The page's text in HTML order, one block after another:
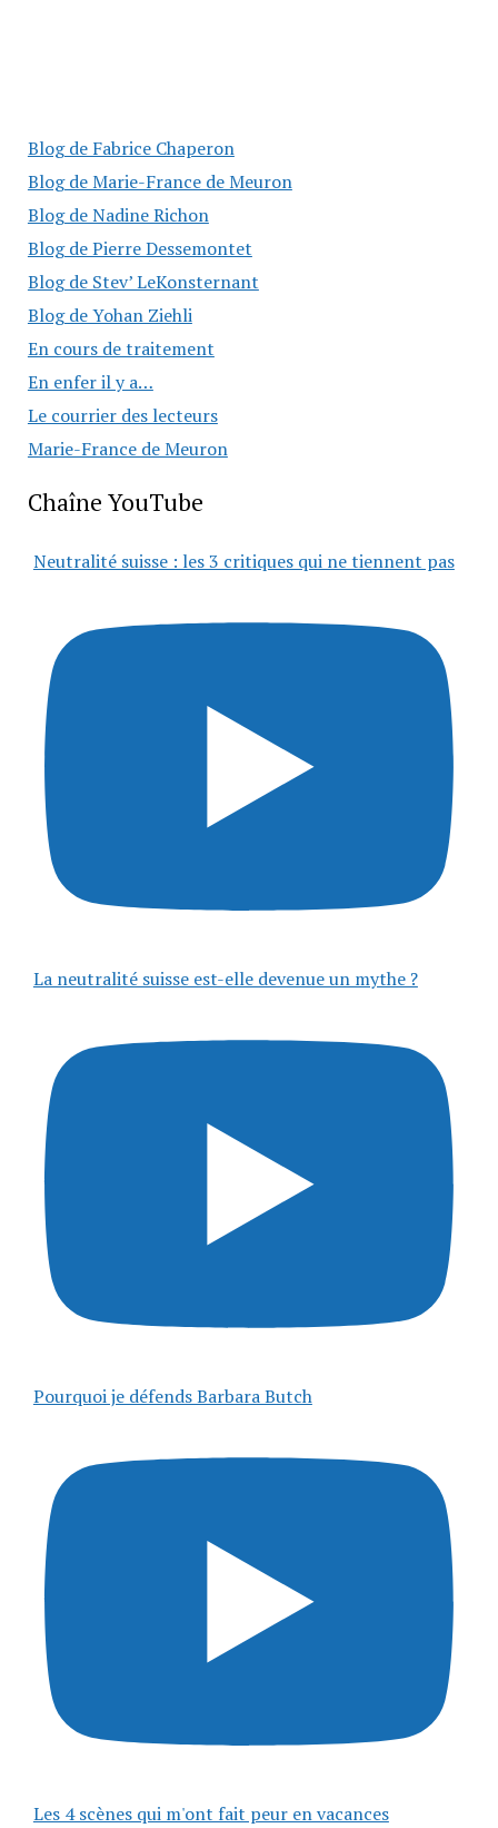
Blog de Fabrice Chaperon
Blog de Marie-France de Meuron
Blog de Nadine Richon
Blog de Pierre Dessemontet
Blog de Stev’ LeKonsternant
Blog de Yohan Ziehli
En cours de traitement
En enfer il y a…
Le courrier des lecteurs
Marie-France de Meuron
Chaîne YouTube
Neutralité suisse : les 3 critiques qui ne tiennent pas
La neutralité suisse est-elle devenue un mythe ?
Pourquoi je défends Barbara Butch
Les 4 scènes qui m'ont fait peur en vacances